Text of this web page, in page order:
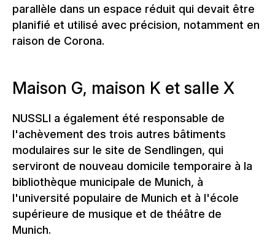
parallèle dans un espace réduit qui devait être
planifié et utilisé avec précision, notamment en
raison de Corona.
Maison G, maison K et salle X
NUSSLI a également été responsable de
l'achèvement des trois autres bâtiments
modulaires sur le site de Sendlingen, qui
serviront de nouveau domicile temporaire à la
bibliothèque municipale de Munich, à
l'université populaire de Munich et à l'école
supérieure de musique et de théâtre de
Munich.